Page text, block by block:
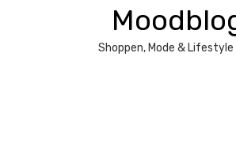
Shoppen, Mode & Lifestyle